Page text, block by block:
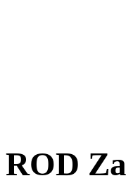
ROD